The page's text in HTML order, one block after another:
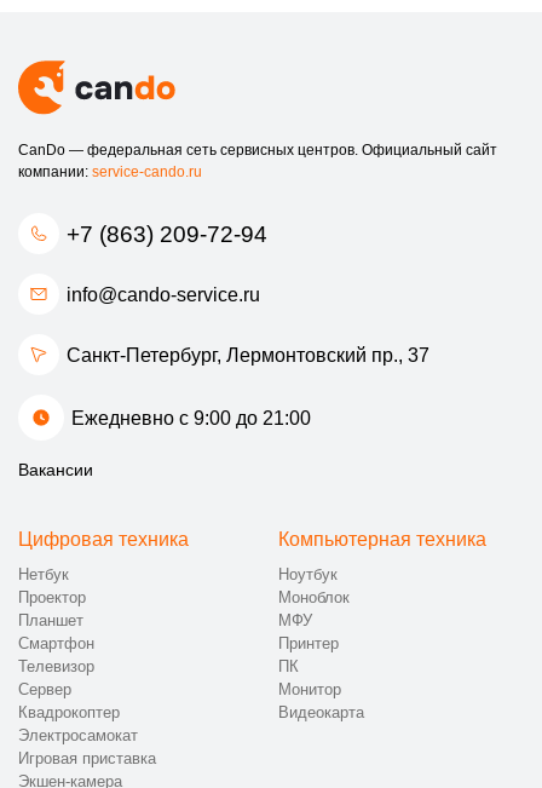
CanDo — федеральная сеть сервисных центров. Официальный сайт
компании: service-cando.ru
+7 (863) 209-72-94
info@cando-service.ru
Санкт-Петербург, Лермонтовский пр., 37
Ежедневно с 9:00 до 21:00
Вакансии
Цифровая техника
Нетбук
Проектор
Планшет
Смартфон
Телевизор
Сервер
Квадрокоптер
Электросамокат
Игровая приставка
Экшен-камера
Компьютерная техника
Ноутбук
Моноблок
МФУ
Принтер
ПК
Монитор
Видеокарта